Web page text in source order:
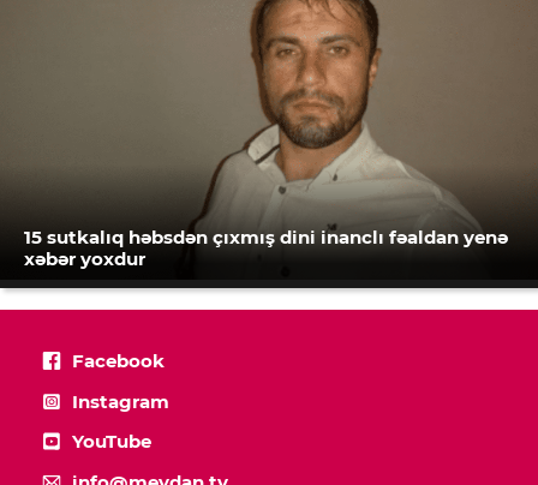
15 sutkalıq həbsdən çıxmış dini inanclı fəaldan yenə
xəbər yoxdur
Facebook
Instagram
YouTube